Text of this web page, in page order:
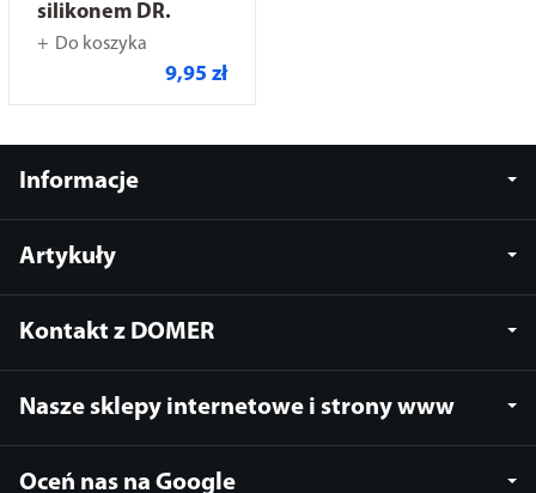
silikonem DR.
Do koszyka
9,95 zł
Informacje
Artykuły
Kontakt z DOMER
Nasze sklepy internetowe i strony www
Oceń nas na Google